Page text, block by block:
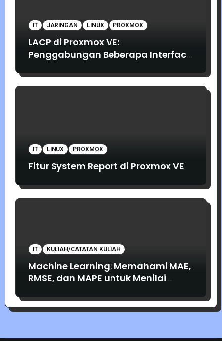
IT JARINGAN LINUX PROXMOX
LACP di Proxmox VE:
Penggabungan Beberapa Interface
IT LINUX PROXMOX
Fitur System Report di Proxmox VE
IT KULIAH/CATATAN KULIAH
Machine Learning: Memahami MAE,
RMSE, dan MAPE untuk Menilai